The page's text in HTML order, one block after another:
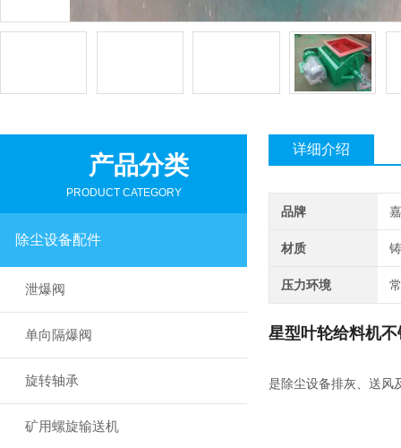
产品分类
PRODUCT CATEGORY
除尘设备配件
泄爆阀
单向隔爆阀
旋转轴承
矿用螺旋输送机
详细介绍
品牌
材质
压力环境
星型叶轮给料机
是除尘设备排灰、送风